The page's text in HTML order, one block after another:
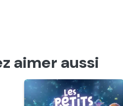
aimer aussi